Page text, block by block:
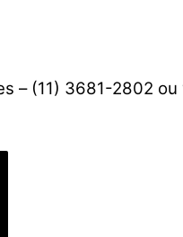
– (11) 3681-2802